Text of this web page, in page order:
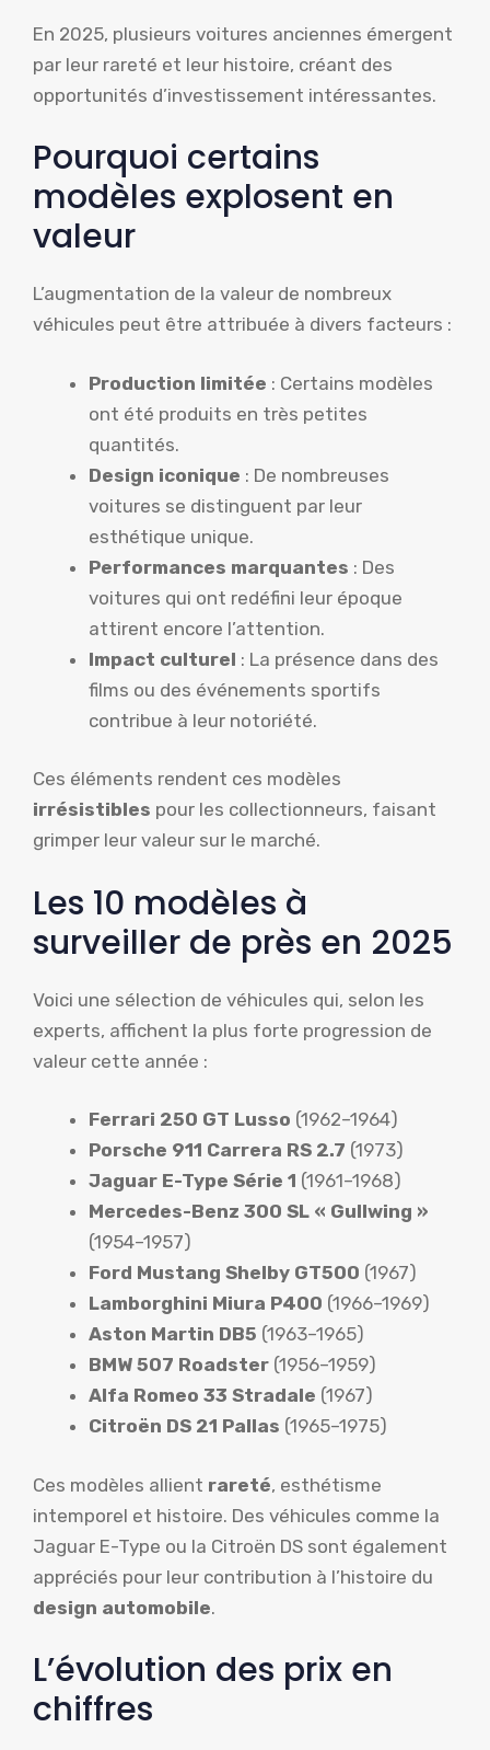
En 2025, plusieurs voitures anciennes émergent
par leur rareté et leur histoire, créant des
opportunités d’investissement intéressantes.
Pourquoi certains
modèles explosent en
valeur
L’augmentation de la valeur de nombreux
véhicules peut être attribuée à divers facteurs :
Production limitée : Certains modèles
ont été produits en très petites
quantités.
Design iconique : De nombreuses
voitures se distinguent par leur
esthétique unique.
Performances marquantes : Des
voitures qui ont redéfini leur époque
attirent encore l’attention.
Impact culturel : La présence dans des
films ou des événements sportifs
contribue à leur notoriété.
Ces éléments rendent ces modèles
irrésistibles pour les collectionneurs, faisant
grimper leur valeur sur le marché.
Les 10 modèles à
surveiller de près en 2025
Voici une sélection de véhicules qui, selon les
experts, affichent la plus forte progression de
valeur cette année :
Ferrari 250 GT Lusso (1962–1964)
Porsche 911 Carrera RS 2.7 (1973)
Jaguar E-Type Série 1 (1961–1968)
Mercedes-Benz 300 SL « Gullwing »
(1954–1957)
Ford Mustang Shelby GT500 (1967)
Lamborghini Miura P400 (1966–1969)
Aston Martin DB5 (1963–1965)
BMW 507 Roadster (1956–1959)
Alfa Romeo 33 Stradale (1967)
Citroën DS 21 Pallas (1965–1975)
Ces modèles allient rareté, esthétisme
intemporel et histoire. Des véhicules comme la
Jaguar E-Type ou la Citroën DS sont également
appréciés pour leur contribution à l’histoire du
design automobile.
L’évolution des prix en
chiffres